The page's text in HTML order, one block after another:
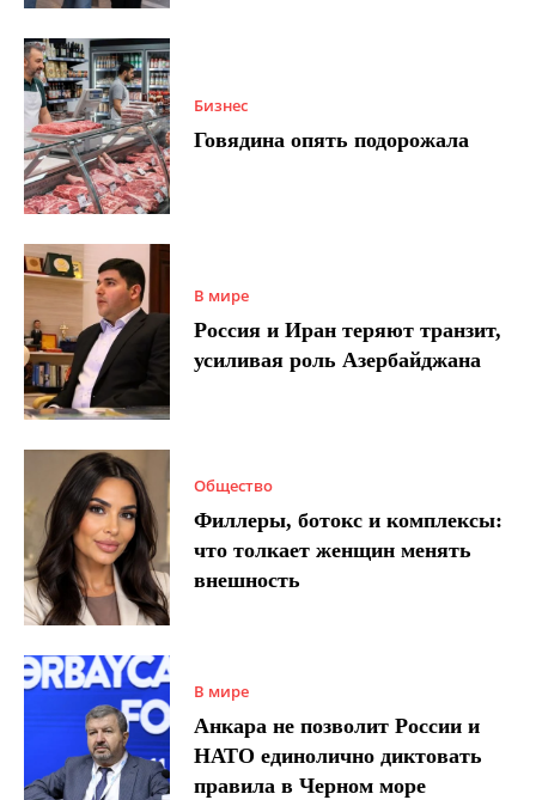
Бизнес
Говядина опять подорожала
В мире
Россия и Иран теряют транзит,
усиливая роль Азербайджана
Общество
Филлеры, ботокс и комплексы:
что толкает женщин менять
внешность
В мире
Анкара не позволит России и
НАТО единолично диктовать
правила в Черном море